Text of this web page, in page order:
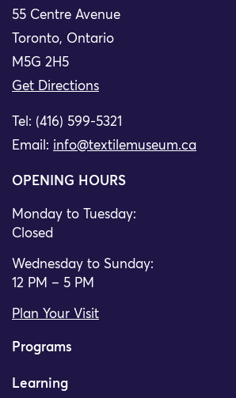
55 Centre Avenue
Toronto, Ontario
M5G 2H5
Get Directions
Tel: (416) 599-5321
Email: info@textilemuseum.ca
OPENING HOURS
Monday to Tuesday:
Closed
Wednesday to Sunday:
12 PM – 5 PM
Plan Your Visit
Programs
Learning